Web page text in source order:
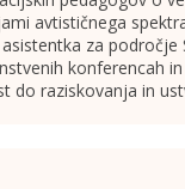
avtističnega
za področje
konferencah
do raziskovanja in